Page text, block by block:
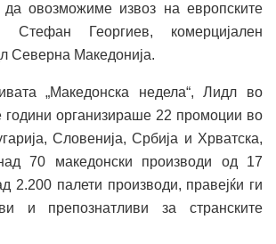
да овозможиме извоз на европските
Стефан Георгиев, комерцијален
Северна Македонија.
„Македонска недела“, Лидл во
години организираше 22 промоции во
Словенија, Србија и Хрватска,
70 македонски производи од 17
2.200 палети производи, правејќи ги
и препознатливи за странските